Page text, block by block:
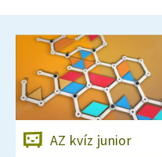
AZ kvíz junior